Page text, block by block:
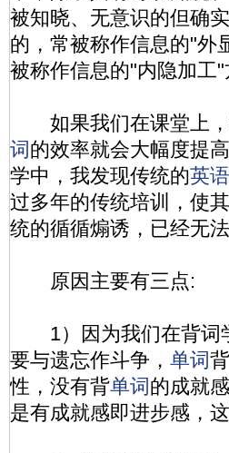
被知晓、无意识的但确
的，常被称作信息的"外
被称作信息的"内隐加工"
如果我们在课堂上，
词的效率就会大幅度提
学中，我发现传统的英语
过多年的传统培训，使
统的循循煽诱，已经无
原因主要有三点:
1）因为我们在背词
要与遗忘作斗争， 单词
性，没有背单词的成就
是有成就感即进步感，